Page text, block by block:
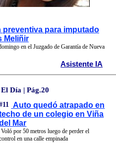
para imputado
Meliñir
en el Juzgado de Garantía de Nueva
Asistente IA
El Día | Pág.20
Auto quedó atrapado en
de un colegio en Viña
Mar
Voló por 50 metros luego de perder el
en una calle empinada